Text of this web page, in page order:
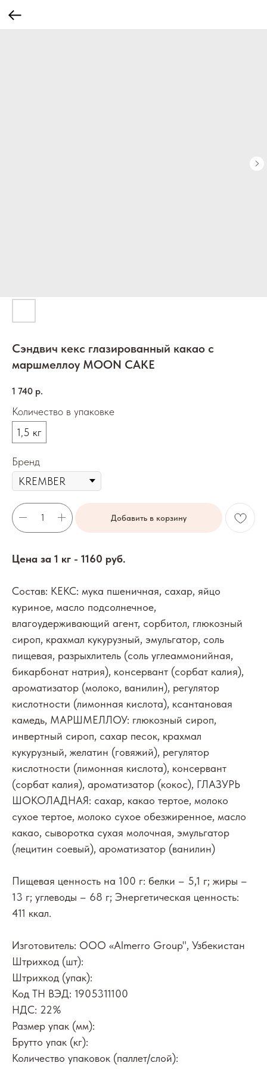
Сэндвич кекс глазированный какао с
маршмеллоу MOON CAKE
1 740 р.
Количество в упаковке
1,5 кг
Бренд
Добавить в корзину
Цена за 1 кг - 1160 руб.
Состав: КЕКС: мука пшеничная, сахар, яйцо
куриное, масло подсолнечное,
влагоудерживающий агент, сорбитол, глюкозный
сироп, крахмал кукурузный, эмульгатор, соль
пищевая, разрыхлитель (соль углеаммонийная,
бикарбонат натрия), консервант (сорбат калия),
ароматизатор (молоко, ванилин), регулятор
кислотности (лимонная кислота), ксантановая
камедь, МАРШМЕЛЛОУ: глюкозный сироп,
инвертный сироп, сахар песок, крахмал
кукурузный, желатин (говяжий), регулятор
кислотности (лимонная кислота), консервант
(сорбат калия), ароматизатор (кокос), ГЛАЗУРЬ
ШОКОЛАДНАЯ: сахар, какао тертое, молоко
сухое тертое, молоко сухое обезжиренное, масло
какао, сыворотка сухая молочная, эмульгатор
(лецитин соевый), ароматизатор (ванилин)
Пищевая ценность на 100 г: белки – 5,1 г; жиры –
13 г; углеводы – 68 г; Энергетическая ценность:
411 ккал.
Изготовитель: ООО «Almerro Group", Узбекистан
Штрихкод (шт):
Штрихкод (упак):
Код ТН ВЭД: 1905311100
НДС: 22%
Размер упак (мм):
Брутто упак (кг):
Количество упаковок (паллет/слой):